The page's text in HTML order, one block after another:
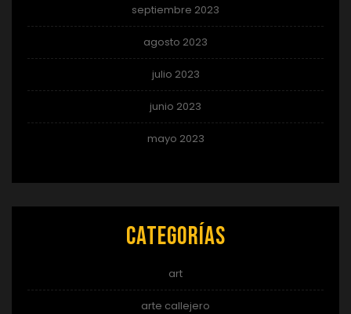
septiembre 2023
agosto 2023
julio 2023
junio 2023
mayo 2023
Categorías
art
arte callejero